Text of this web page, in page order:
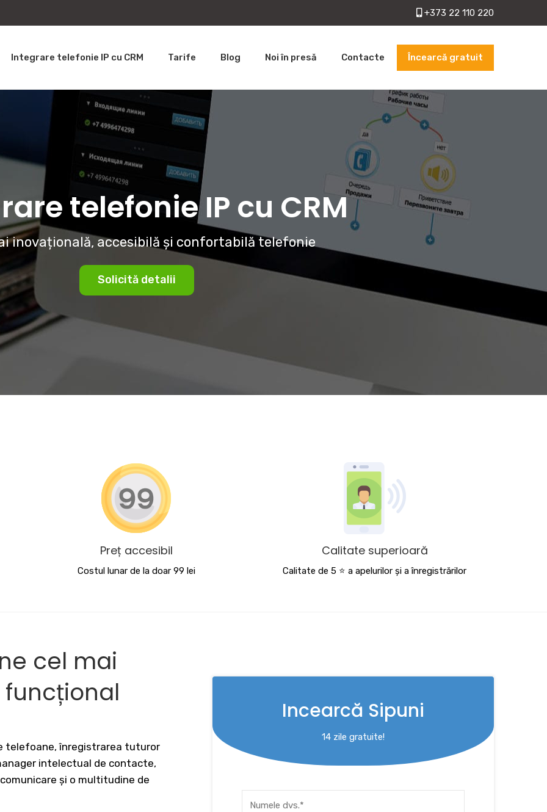
+373 22 110 220
Integrare telefonie IP cu CRM Tarife Blog Noi în presă Contacte Încearcă gratuit
telefonie IP cu CRM
inovațională, accesibilă și confortabilă telefonie
Solicită detalii
Preț accesibil
Costul lunar de la doar 99 lei
Calitate superioară
Calitate de 5 ⭐️ a apelurilor și a înregistrărilor
cel mai
telefoane, înregistrarea tuturor
intelectual de contacte,
și o multitudine de
Incearcă Sipuni
14 zile gratuite!